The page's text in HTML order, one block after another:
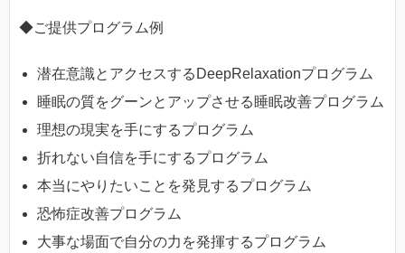
◆ご提供プログラム例
潜在意識とアクセスするDeepRelaxationプログラム
睡眠の質をグーンとアップさせる睡眠改善プログラム
理想の現実を手にするプログラム
折れない自信を手にするプログラム
本当にやりたいことを発見するプログラム
恐怖症改善プログラム
大事な場面で自分の力を発揮するプログラム